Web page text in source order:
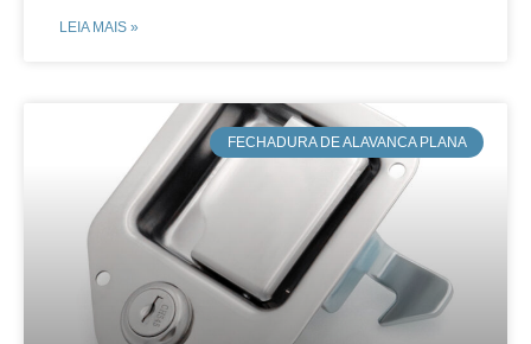
LEIA MAIS »
​FECHADURA DE ALAVANCA PLANA